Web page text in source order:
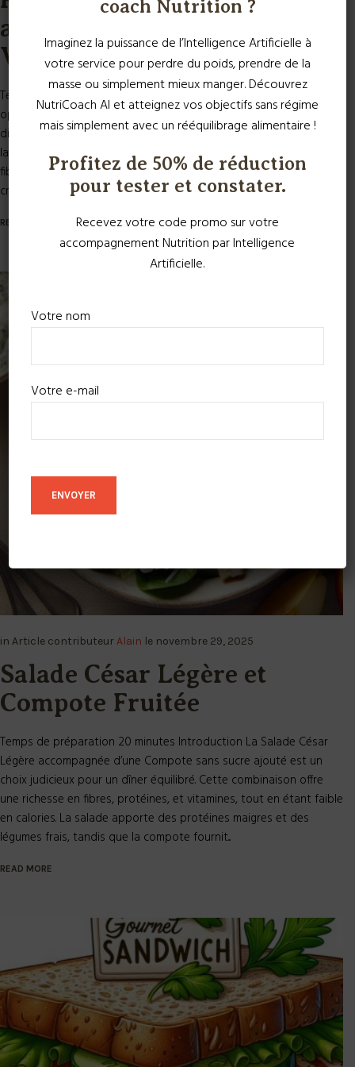
avec Macédoine et Salade
Verte, suivi d’une Pêche
Temps de préparation 20 minutes Introduction Ce plat est une
option équilibrée et savoureuse pour un dîner léger. Le blanc de
dinde est une excellente source de protéines maigres, tandis que
la macédoine de légumes apporte une variété de vitamines et de
fibres. La salade verte ajoute une touche de fraîcheur et de
croquant, et...
READ MORE
in Article contributeurAlain le novembre 29, 2025
Salade César Légère et
Compote Fruitée
Temps de préparation 20 minutes Introduction La Salade César
Légère accompagnée d’une Compote sans sucre ajouté est un
choix judicieux pour un dîner équilibré. Cette combinaison offre
une richesse en fibres, protéines, et vitamines, tout en étant faible
en calories. La salade apporte des protéines maigres et des
légumes frais, tandis que la compote fournit...
READ MORE
coach Nutrition ?
Imaginez la puissance de l’Intelligence Artificielle à
votre service pour perdre du poids, prendre de la
masse ou simplement mieux manger. Découvrez
NutriCoach AI et atteignez vos objectifs sans régime
mais simplement avec un rééquilibrage alimentaire !
Profitez de 50% de réduction
pour tester et constater.
Recevez votre code promo sur votre
accompagnement Nutrition par Intelligence
Artificielle.
Votre nom
Votre e-mail